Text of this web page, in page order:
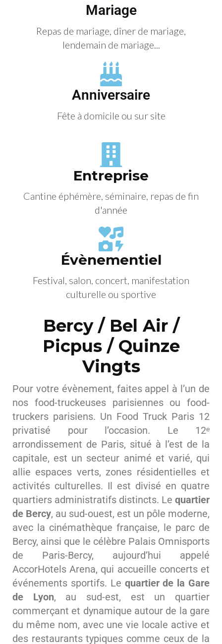
Mariage
Repas de mariage, dîner de mariage,
lendemain de mariage...
Anniversaire
Fête à domicile ou sur site
Entreprise
Cantine éphémère, séminaire, repas de fin
d'année
Évènementiel
Festival, salon, concert, manifestation
culturelle ou sportive
Bercy / Bel Air /
Picpus / Quinze
Vingts
Pour votre évènement, faites appel à l’un de
nos food-truckeuses parisiennes ou food-
truckers parisiens. Un Food Truck Paris 12
privatisé pour l’occasion. Le 12ᵉ
arrondissement de Paris, situé à l’est de la
capitale, est un secteur animé et varié, qui
allie espaces verts, zones résidentielles et
activités culturelles. Il est divisé en quatre
quartiers administratifs distincts. Le quartier
de Bercy, au sud-ouest, est un pôle moderne,
avec la cinémathèque française, le parc de
Bercy, ainsi que le célèbre Palais Omnisports
de Paris-Bercy, aujourd’hui appelé
AccorHotels Arena, qui accueille concerts et
événements sportifs. Le quartier de la Gare
de Lyon, au sud-est, est un quartier
commerçant et dynamique autour de la gare
du même nom, avec une vie locale active et
des restaurants typiques comme ceux de la